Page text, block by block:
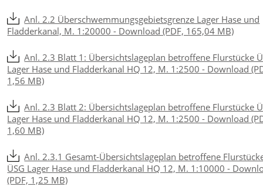
Anl. 2.2 Überschwemmungsgebietsgrenze Lager Hase und
Fladderkanal, M. 1:20000 - Download (PDF, 165,04 MB)
Anl. 2.3 Blatt 1: Übersichtslageplan betroffene Flurstücke
Lager Hase und Fladderkanal HQ 12, M. 1:2500 - Download
1,56 MB)
Anl. 2.3 Blatt 2: Übersichtslageplan betroffene Flurstücke
Lager Hase und Fladderkanal HQ 12, M. 1:2500 - Download
1,60 MB)
Anl. 2.3.1 Gesamt-Übersichtslageplan betroffene
ÜSG Lager Hase und Fladderkanal HQ 12, M. 1:10000 -
(PDF, 1,25 MB)